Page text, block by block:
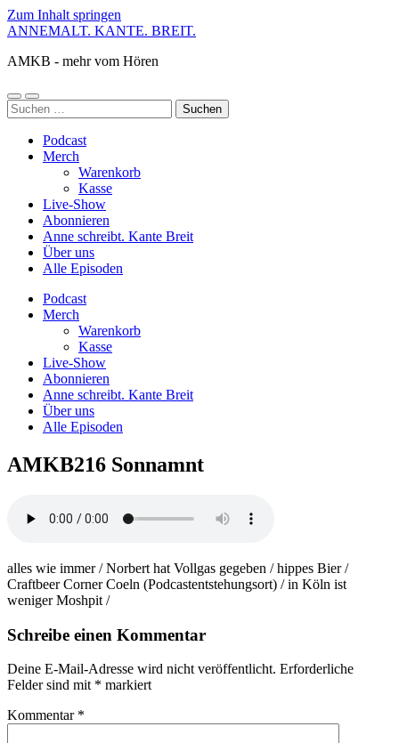
Zum Inhalt springen
ANNEMALT. KANTE. BREIT.
AMKB - mehr vom Hören
Mobile-
Menü
Suchfeld
ein-/ausblenden
Suchen
nach:
Podcast
Merch
Warenkorb
Kasse
Live-Show
Abonnieren
Anne schreibt. Kante Breit
Über uns
Alle Episoden
Podcast
Merch
Warenkorb
Kasse
Live-Show
Abonnieren
Anne schreibt. Kante Breit
Über uns
Alle Episoden
AMKB216 Sonnamnt
alles wie immer / Norbert hat Vollgas gegeben / hippes Bier /
Craftbeer Corner Coeln (Podcastentstehungsort) / in Köln ist
weniger Moshpit /
Schreibe einen Kommentar
Deine E-Mail-Adresse wird nicht veröffentlicht. Erforderliche
Felder sind mit * markiert
Kommentar *